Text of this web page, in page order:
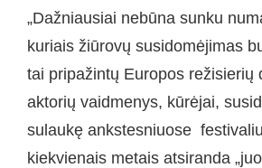
„Dažniausiai nebūna sunku
kuriais žiūrovų susidomėjimas
tai pripažintų Europos režisierių
aktorių vaidmenys, kūrėjai,
sulaukę ankstesniuose
kiekvienais metais atsiranda